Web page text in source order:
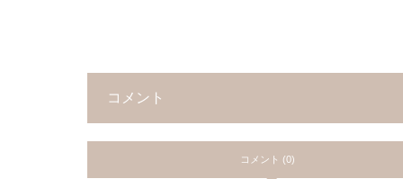
コメント
コメント (0)